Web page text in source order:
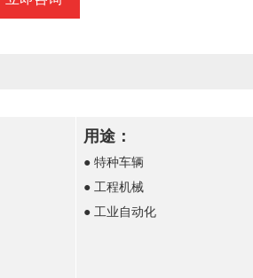
用途：
● 特种车辆
● 工程机械
● 工业自动化